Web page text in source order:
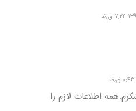
اطلاعات لازم را